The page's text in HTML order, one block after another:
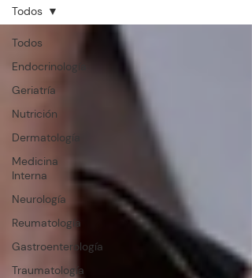
Todos
Endocrinología
Geriatría
Nutrición
Dermatología
Medicina
Interna
Neurología
Reumatología
Gastroenterología
Traumatología
Todos